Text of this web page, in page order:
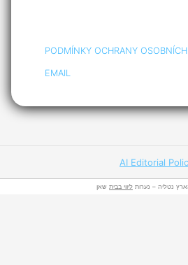
PODMÍNKY OCHRANY
EMAIL
AI Editorial
נטליה – נערות ליווי בבית